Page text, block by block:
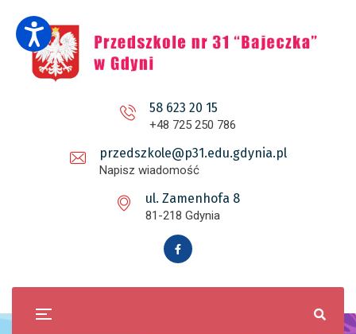
58 623 20 15
+48 725 250 786
przedszkole@p31.edu.gdynia.pl
Napisz wiadomość
ul. Zamenhofa 8
81-218 Gdynia